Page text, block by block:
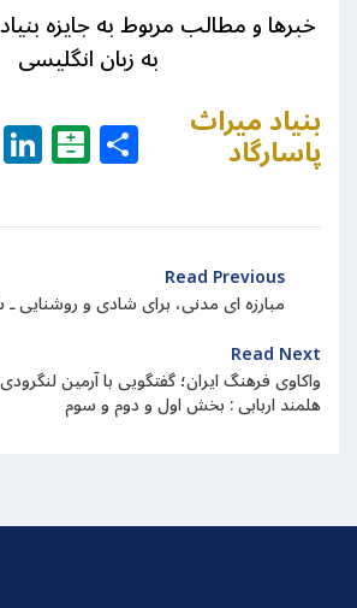
خبرها و مطالب مربوط به جایزه
به زبان انگلیسی
EmailLinkedIn
Balatarin
Share
بنیاد میراث
پاسارگاد
Read Previous
مبارزه ای مدنی، برای شادی و روشنایی
Read Next
واکاوی فرهنگ ایران؛ گفتگویی با آرمین
هلمند اربابی : بخش اول و دوم و سوم